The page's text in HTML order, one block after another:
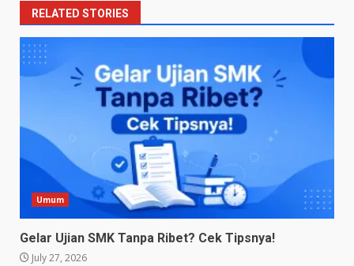
RELATED STORIES
Umum
Gelar Ujian SMK Tanpa Ribet? Cek Tipsnya!
July 27, 2026